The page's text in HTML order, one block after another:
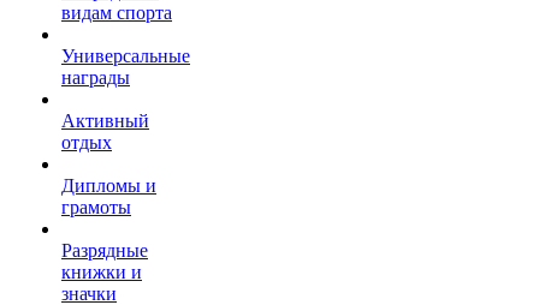
видам спорта
Универсальные
награды
Активный
отдых
Дипломы и
грамоты
Разрядные
книжки и
значки